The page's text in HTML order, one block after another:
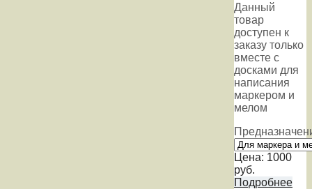
Данный
товар
доступен к
заказу только
вместе с
досками для
написания
маркером и
мелом
Цена: 1000
руб.
Подробнее